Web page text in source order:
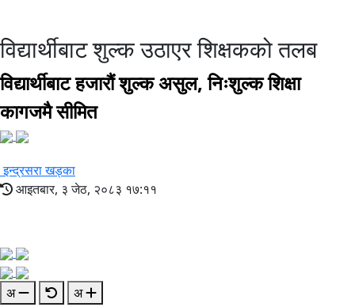
विद्यार्थीबाट शुल्क उठाएर शिक्षकको तलब
विद्यार्थीबाट हजारौं शुल्क असुल, निःशुल्क शिक्षा
कागजमै सीमित
इन्द्रसरा खड्का
आइतबार, ३ जेठ, २०८३ १७:११
अ
अ